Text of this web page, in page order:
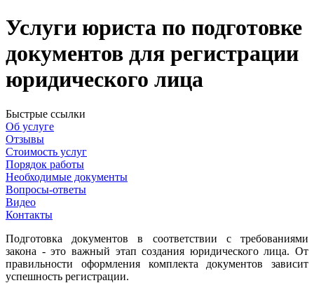
Услуги юриста по подготовке
документов для регистрации
юридического лица
Быстрые ссылки
Об услуге
Отзывы
Стоимость услуг
Порядок работы
Необходимые документы
Вопросы-ответы
Видео
Контакты
Подготовка документов в соответствии с требованиями
закона - это важный этап создания юридического лица. От
правильности оформления комплекта документов зависит
успешность регистрации.